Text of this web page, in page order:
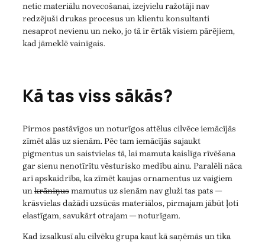
netic materiālu novecošanai, izejvielu ražotāji nav
redzējuši drukas procesus un klientu konsultanti
nesaprot nevienu un neko, jo tā ir ērtāk visiem pārējiem,
kad jāmeklē vainīgais.
Kā tas viss sākās?
Pirmos pastāvīgos un noturīgos attēlus cilvēce iemācījās
zīmēt alās uz sienām. Pēc tam iemācījās sajaukt
pigmentus un saistvielas tā, lai mamuta kaislīga rīvēšana
gar sienu nenotīrītu vēsturisko medību ainu. Paralēli nāca
arī apskaidrība, ka zīmēt kaujas ornamentus uz vaigiem
unkrāniņusmamutus uz sienām nav gluži tas pats —
krāsvielas dažādi uzsūcās materiālos, pirmajam jābūt ļoti
elastīgam, savukārt otrajam — noturīgam.
Kad izsalkusī alu cilvēku grupa kaut kā saņēmās un tika